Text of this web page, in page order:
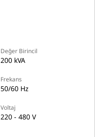
Değer Birincil
200 kVA
Frekans
50/60 Hz
Voltaj
220 - 480 V